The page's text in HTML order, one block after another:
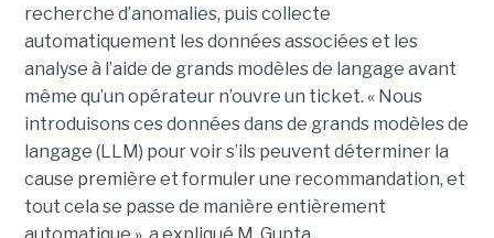
recherche d’anomalies, puis collecte
automatiquement les données associées et les
analyse à l’aide de grands modèles de langage avant
même qu’un opérateur n’ouvre un ticket. « Nous
introduisons ces données dans de grands modèles de
langage (LLM) pour voir s’ils peuvent déterminer la
cause première et formuler une recommandation, et
tout cela se passe de manière entièrement